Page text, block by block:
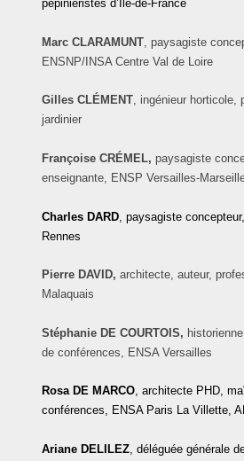
pépiniéristes d’Ile-de-France
Marc CLARAMUNT, paysagiste
ENSNP/INSA Centre Val de Loire
Gilles CLÉMENT, ingénieur horticole,
jardinier
Françoise CRÉMEL, paysagiste
enseignante, ENSP Versailles-
Charles DARD, paysagiste
Rennes
Pierre DAVID, architecte, auteur,
Malaquais
Stéphanie DE COURTOIS,
de conférences, ENSA Versailles
Rosa DE MARCO, architecte PHD,
conférences, ENSA Paris La Villette,
Ariane DELILEZ, déléguée générale